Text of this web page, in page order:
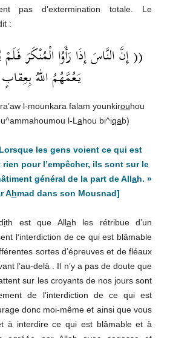
pas d’extermination totale. Le
:
(( إِنَّ النَّاسَ إِذَا رَأَوُا الْمُنْكَرَ
يَعُمَّهُمُ اللهُ
ra’aw l-mounkara falam younkirouhou
l-L ahou bi^iqab)
les gens voient ce qui est
pour l’empêcher, ils sont sur le
général de la part de Allah. »
Ahmad dans son Mousnad]
ith est que Allah les rétribue d’un
l’interdiction de ce qui est blâmable
sortes d’épreuves et de fléaux
l’au-delà . Il n’y a pas de doute que
sur les croyants de nos jours sont
de l’interdiction de ce qui est
donc moi-même et ainsi que vous
à interdire ce qui est blâmable et à